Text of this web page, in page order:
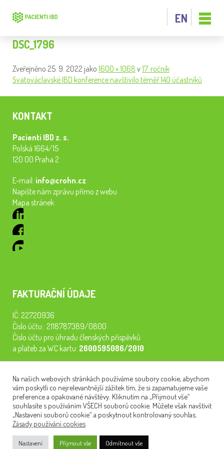
EN
DSC_1796
Zveřejněno 25. 9. 2022 jako 1600 × 1068 v17. ročník
Svatováclavské IBD konference navštívilo téměř 140 účastníků
KONTAKT
Pacienti IBD z. s.
Polská 1664/15
120 00 Praha 2
E-mail: info@crohn.cz
Napište nám zprávu přímo z webu
Mapa stránek
FAKTURAČNÍ ÚDAJE
IČ: 22720936
Číslo účtu.: 2118787389/0800
Číslo účtu pro úhradu členských příspěvků
a plateb za WC kartu: 2600595086/2010
semináře, konferenci, plavbu na lodi a WC kartu. Z peněz
tiskneme odborné publikace pro pacienty.
NEWSLETTER
Na našich webových stránkách používáme soubory cookie, abychom
vám poskytli co nejrelevantnější zážitek tím, že si zapamatujeme vaše
preference a opakované návštěvy. Kliknutím na „Přijmout vše“
souhlasíte s používáním VŠECH souborů cookie. Můžete však navštívit
„Nastavení souborů cookie“ a poskytnout kontrolovaný souhlas.
Zásady používání cookies
Nastavení Přijmout vše Odmítnout vše